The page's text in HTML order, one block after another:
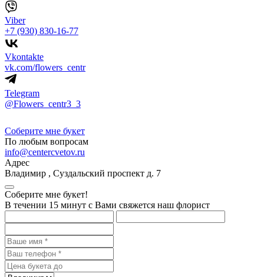
Viber
+7 (930) 830-16-77
Vkontakte
vk.com/flowers_centr
Telegram
@Flowers_centr3_3
Соберите мне букет
По любым вопросам
info@centercvetov.ru
Адрес
Владимир , Суздальский проспект д. 7
Соберите мне букет!
В течении 15 минут с Вами свяжется наш флорист